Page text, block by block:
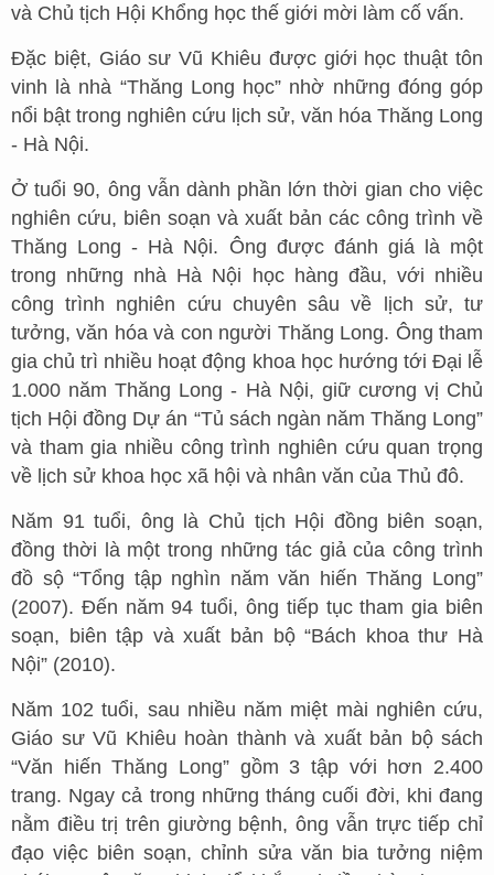
và Chủ tịch Hội Khổng học thế giới mời làm cố vấn.
Đặc biệt, Giáo sư Vũ Khiêu được giới học thuật tôn
vinh là nhà “Thăng Long học” nhờ những đóng góp
nổi bật trong nghiên cứu lịch sử, văn hóa Thăng Long
- Hà Nội.
Ở tuổi 90, ông vẫn dành phần lớn thời gian cho việc
nghiên cứu, biên soạn và xuất bản các công trình về
Thăng Long - Hà Nội. Ông được đánh giá là một
trong những nhà Hà Nội học hàng đầu, với nhiều
công trình nghiên cứu chuyên sâu về lịch sử, tư
tưởng, văn hóa và con người Thăng Long. Ông tham
gia chủ trì nhiều hoạt động khoa học hướng tới Đại lễ
1.000 năm Thăng Long - Hà Nội, giữ cương vị Chủ
tịch Hội đồng Dự án “Tủ sách ngàn năm Thăng Long”
và tham gia nhiều công trình nghiên cứu quan trọng
về lịch sử khoa học xã hội và nhân văn của Thủ đô.
Năm 91 tuổi, ông là Chủ tịch Hội đồng biên soạn,
đồng thời là một trong những tác giả của công trình
đồ sộ “Tổng tập nghìn năm văn hiến Thăng Long”
(2007). Đến năm 94 tuổi, ông tiếp tục tham gia biên
soạn, biên tập và xuất bản bộ “Bách khoa thư Hà
Nội” (2010).
Năm 102 tuổi, sau nhiều năm miệt mài nghiên cứu,
Giáo sư Vũ Khiêu hoàn thành và xuất bản bộ sách
“Văn hiến Thăng Long” gồm 3 tập với hơn 2.400
trang. Ngay cả trong những tháng cuối đời, khi đang
nằm điều trị trên giường bệnh, ông vẫn trực tiếp chỉ
đạo việc biên soạn, chỉnh sửa văn bia tưởng niệm